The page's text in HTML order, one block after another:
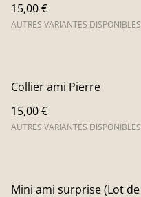
15,00 €
AUTRES VARIANTES DISPONIBLES
Collier ami Pierre
15,00 €
AUTRES VARIANTES DISPONIBLES
%
Mini ami surprise (Lot de